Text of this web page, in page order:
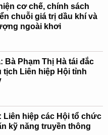
cơ chế, chính sách
chuỗi giá trị dầu khí và
ngoài khơi
Bà Phạm Thị Hà tái đắc
tịch Liên hiệp Hội tỉnh
Liên hiệp các Hội tổ chức
kỹ năng truyền thông